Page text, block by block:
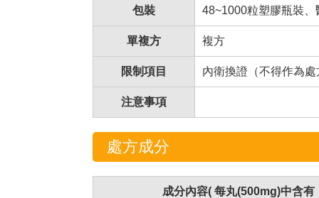
包裝 48~1000粒塑膠瓶裝
單複方 複方
限制項目 內衛換證（不得作為
注意事項
處方成分
成分內容( 每丸(500mg)中含有